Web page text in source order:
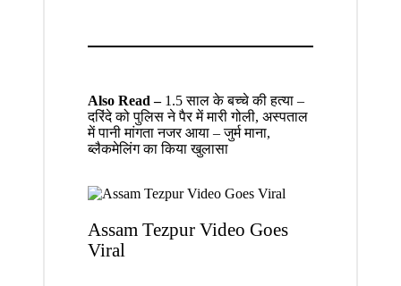
Also Read – 1.5 साल के बच्चे की हत्या –
दरिंदे को पुलिस ने पैर में मारी गोली, अस्पताल
में पानी मांगता नजर आया – जुर्म माना,
ब्लैकमेलिंग का किया खुलासा
Assam Tezpur Video Goes
Viral